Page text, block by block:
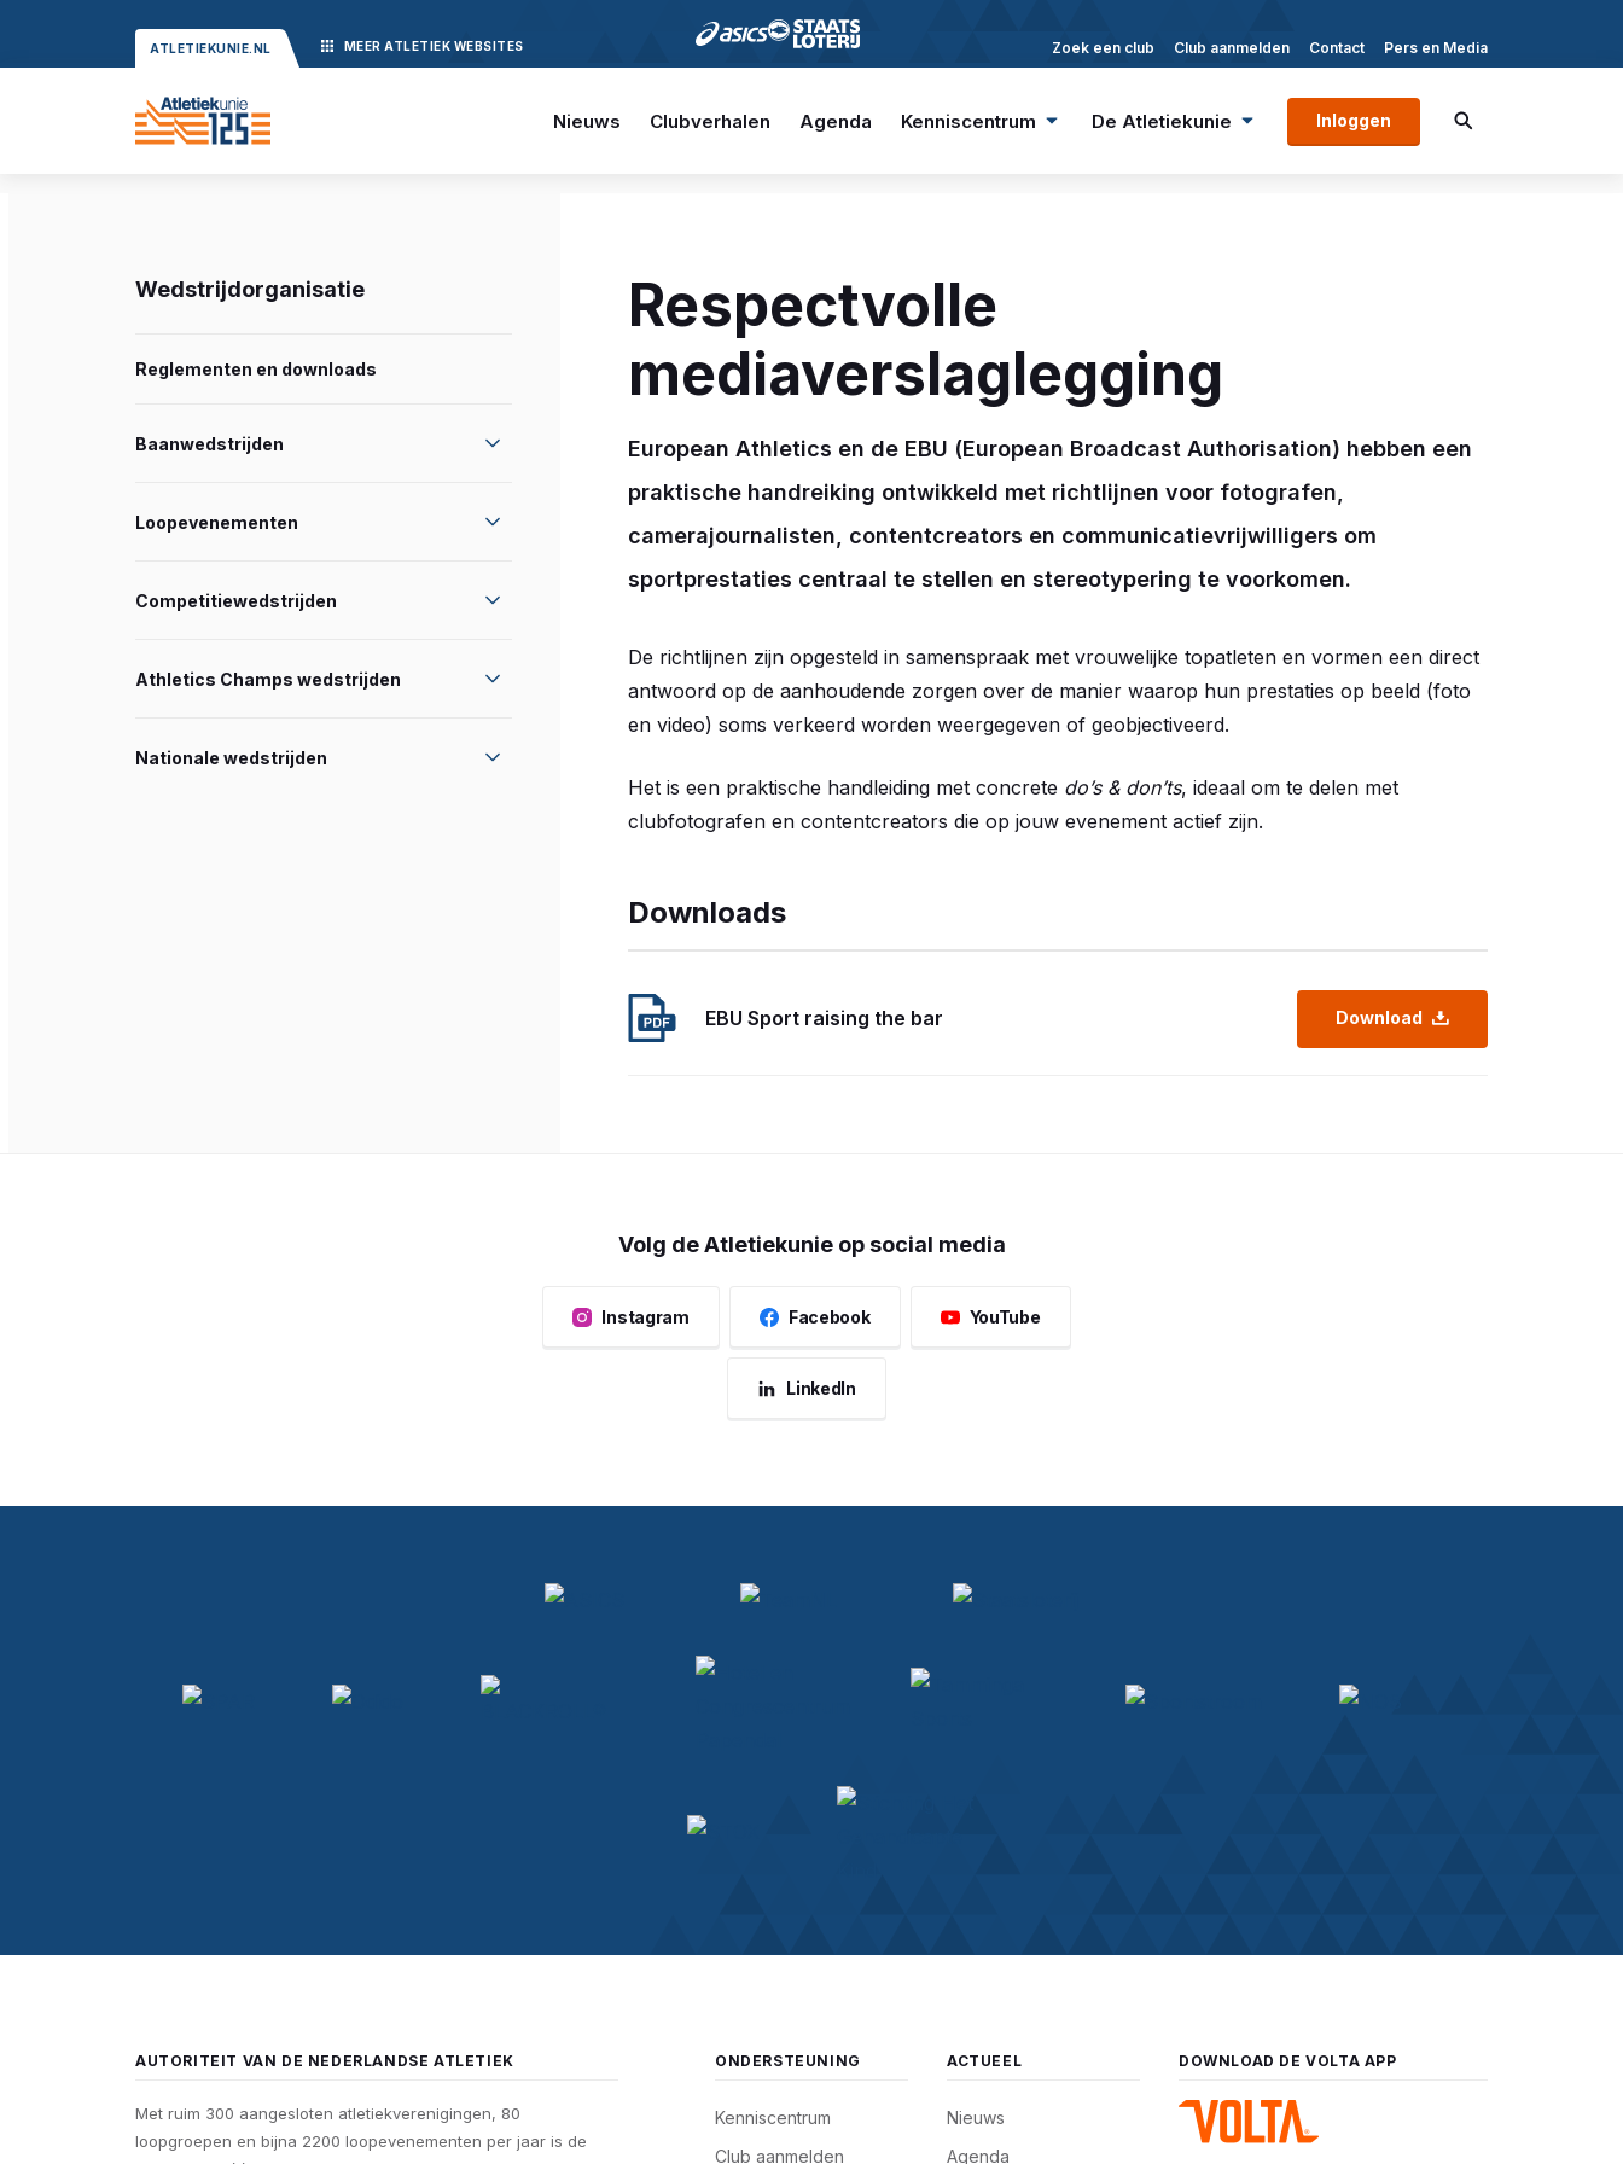
ATLETIEKUNIE.NL MEER ATLETIEK WEBSITES Zoek een club Club aanmelden Contact Pers en Media
Nieuws Clubverhalen Agenda Kenniscentrum De Atletiekunie Inloggen
Wedstrijdorganisatie
Reglementen en downloads
Baanwedstrijden
Loopevenementen
Competitiewedstrijden
Athletics Champs wedstrijden
Nationale wedstrijden
Respectvolle
mediaverslaglegging
European Athletics en de EBU (European Broadcast Authorisation) hebben een
praktische handreiking ontwikkeld met richtlijnen voor fotografen,
camerajournalisten, contentcreators en communicatievrijwilligers om
sportprestaties centraal te stellen en stereotypering te voorkomen.
De richtlijnen zijn opgesteld in samenspraak met vrouwelijke topatleten en vormen een direct
antwoord op de aanhoudende zorgen over de manier waarop hun prestaties op beeld (foto
en video) soms verkeerd worden weergegeven of geobjectiveerd.
Het is een praktische handleiding met concrete do’s & don’ts, ideaal om te delen met
clubfotografen en contentcreators die op jouw evenement actief zijn.
Downloads
EBU Sport raising the bar Download
Volg de Atletiekunie op social media
Instagram Facebook YouTube
LinkedIn
AUTORITEIT VAN DE NEDERLANDSE ATLETIEK
Met ruim 300 aangesloten atletiekverenigingen, 80
loopgroepen en bijna 2200 loopevenementen per jaar is de
ONDERSTEUNING
Kenniscentrum
Club aanmelden
ACTUEEL
Nieuws
Agenda
DOWNLOAD DE VOLTA APP